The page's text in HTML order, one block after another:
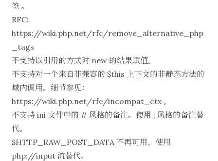
签 。
RFC:
https://wiki.php.net/rfc/remove_alternative_php
_tags
不支持以引用的方式对 new 的结果赋值。
不支持对一个来自非兼容的 $this 上下文的非静态方法的
域内调用。细节参见：
https://wiki.php.net/rfc/incompat_ctx 。
不支持 ini 文件中的 # 风格的备注。使用 ; 风格的备注替
代。
$HTTP_RAW_POST_DATA 不再可用，使用
php://input 流替代。